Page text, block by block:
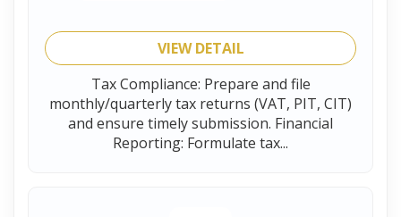
VIEW DETAIL
Tax Compliance: Prepare and file
monthly/quarterly tax returns (VAT, PIT, CIT)
and ensure timely submission. Financial
Reporting: Formulate tax...